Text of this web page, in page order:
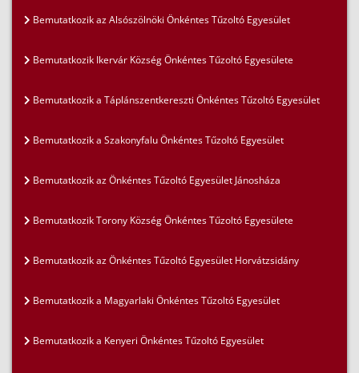
Bemutatkozik az Alsószölnöki Önkéntes Tűzoltó Egyesület
Bemutatkozik Ikervár Község Önkéntes Tűzoltó Egyesülete
Bemutatkozik a Táplánszentkereszti Önkéntes Tűzoltó Egyesület
Bemutatkozik a Szakonyfalu Önkéntes Tűzoltó Egyesület
Bemutatkozik az Önkéntes Tűzoltó Egyesület Jánosháza
Bemutatkozik Torony Község Önkéntes Tűzoltó Egyesülete
Bemutatkozik az Önkéntes Tűzoltó Egyesület Horvátzsidány
Bemutatkozik a Magyarlaki Önkéntes Tűzoltó Egyesület
Bemutatkozik a Kenyeri Önkéntes Tűzoltó Egyesület